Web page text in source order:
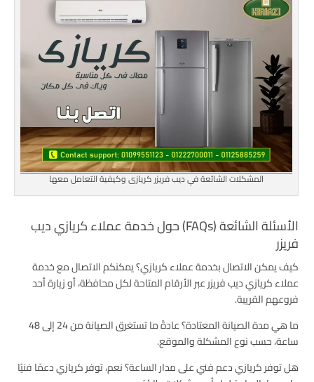
المشكلات الشائعة في ديب فريزر كريازى وكيفية التعامل معها
الأسئلة الشائعة (FAQs) حول خدمة عملاء كريازي ديب
فريزر
كيف يمكن الاتصال بخدمة عملاء كريازي؟ يمكنكم الاتصال مع خدمة
عملاء كريازي ديب فريزر عبر الأرقام المتاحة لكل محافظة، أو زيارة أحد
فروعهم القريبة.
ما هي مدة الصيانة المعتادة؟ عادةً ما تستغرق الصيانة من 24 إلى 48
ساعة، حسب نوع المشكلة والموقع.
هل توفر كريازي دعم فني على مدار الساعة؟ نعم، توفر كريازي دعمًا فنيًا